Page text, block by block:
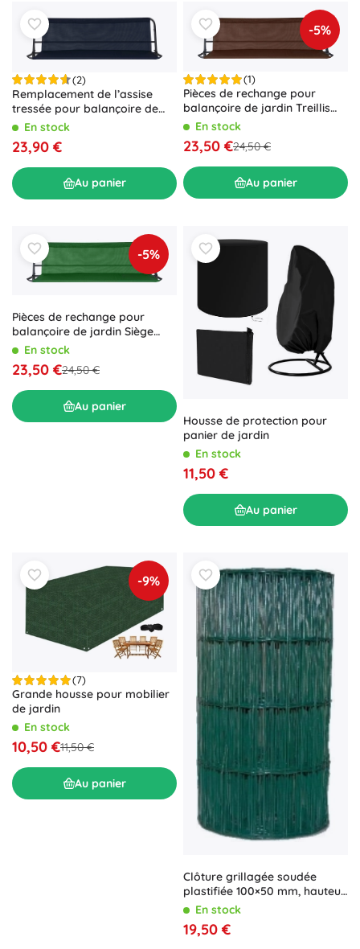
(2)
Remplacement de l’assise
tressée pour balançoire de
jardin 8011, bleu foncé
En stock
23,90 €
Au panier
-5%
(1)
Pièces de rechange pour
balançoire de jardin Treillis
d’assise Marron
En stock
23,50 €24,50 €
Au panier
-5%
Pièces de rechange pour
balançoire de jardin Siège
tressé vert
En stock
23,50 €24,50 €
Au panier
Housse de protection pour
panier de jardin
En stock
11,50 €
Au panier
-9%
(7)
Grande housse pour mobilier
de jardin
En stock
10,50 €11,50 €
Au panier
Clôture grillagée soudée
plastifiée 100×50 mm, hauteur
400 mm, verte, 15 m
En stock
19,50 €